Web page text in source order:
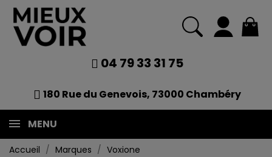
04 79 33 31 75
180 Rue du Genevois, 73000 Chambéry
MENU
Accueil Marques Voxione